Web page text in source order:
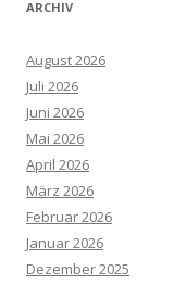
ARCHIV
August 2026
Juli 2026
Juni 2026
Mai 2026
April 2026
März 2026
Februar 2026
Januar 2026
Dezember 2025